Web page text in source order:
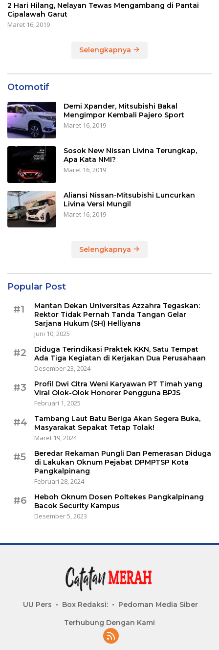
2 Hari Hilang, Nelayan Tewas Mengambang di Pantai
Cipalawah Garut
Maret 16, 2019
Selengkapnya
Otomotif
Demi Xpander, Mitsubishi Bakal
Mengimpor Kembali Pajero Sport
Maret 16, 2019
Sosok New Nissan Livina Terungkap,
Apa Kata NMI?
Maret 16, 2019
Aliansi Nissan-Mitsubishi Luncurkan
Livina Versi Mungil
Maret 16, 2019
Selengkapnya
Popular Post
#1
Mantan Dekan Universitas Azzahra Tegaskan:
Rektor Tidak Pernah Tanda Tangan Gelar
Sarjana Hukum (SH) Helliyana
Juni 10, 2025
#2
Diduga Terindikasi Praktek KKN, Satu Tempat
Ada Tiga Kegiatan di Kerjakan Dua Perusahaan
Desember 23, 2024
#3
Profil Dwi Citra Weni Karyawan PT Timah yang
Viral Olok-Olok Honorer Pengguna BPJS
Februari 1, 2025
#4
Tambang Laut Batu Beriga Akan Segera Buka,
Masyarakat Sepakat Tetap Tolak!
Maret 19, 2024
#5
Beredar Rekaman Pungli Dan Pemerasan Diduga
di Lakukan Oknum Pejabat DPMPTSP Kota
Pangkalpinang
Februari 28, 2024
#6
Heboh Oknum Dosen Poltekes Pangkalpinang
Bacok Security Kampus
Desember 5, 2023
UU Pers Box Redaksi: Pedoman Media Siber
Terhubung Dengan Kami